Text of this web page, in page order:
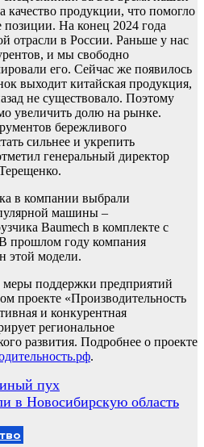
качество продукции, что помогло
На конец 2024 года
отрасли в России. Раньше у нас
и мы свободно
его. Сейчас же появилось
выходит китайская продукция,
не существовало. Поэтому
увеличить долю на рынке.
бережливого
сильнее и укрепить
генеральный директор
в компании выбрали
машины –
Baumech в комплекте с
прошлом году компания
этой модели.
поддержки предприятий
проекте «Производительность
и конкурентная
региональное
развития. Подробнее о проекте
.
пух
в Новосибирскую область